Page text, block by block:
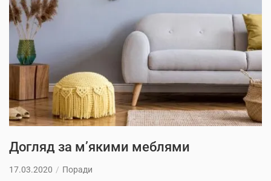
Догляд за м’якими меблями
17.03.2020 Поради